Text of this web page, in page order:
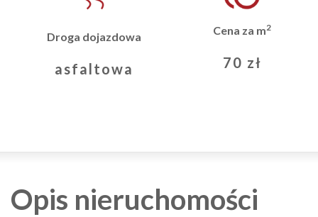
Droga dojazdowa
asfaltowa
Cena za m2
70 zł
Opis nieruchomości